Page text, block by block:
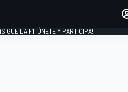
¡SIGUE LA F1, ÚNETE Y PARTICIPA!